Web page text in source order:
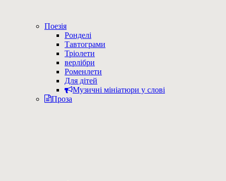
Поезія
Ронделі
Тавтограми
Тріолети
верлібри
Роменлети
Для дітей
Музичні мініатюри у слові
Проза